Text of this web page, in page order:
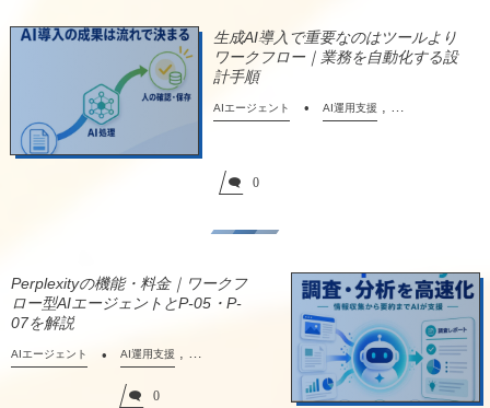
生成AI導入で重要なのはツールより
ワークフロー｜業務を自動化する設
計手順
AIエージェント AI運用支援
0
Perplexityの機能・料金｜ワークフ
ロー型AIエージェントとP-05・P-
07を解説
AIエージェント AI運用支援 , …
0